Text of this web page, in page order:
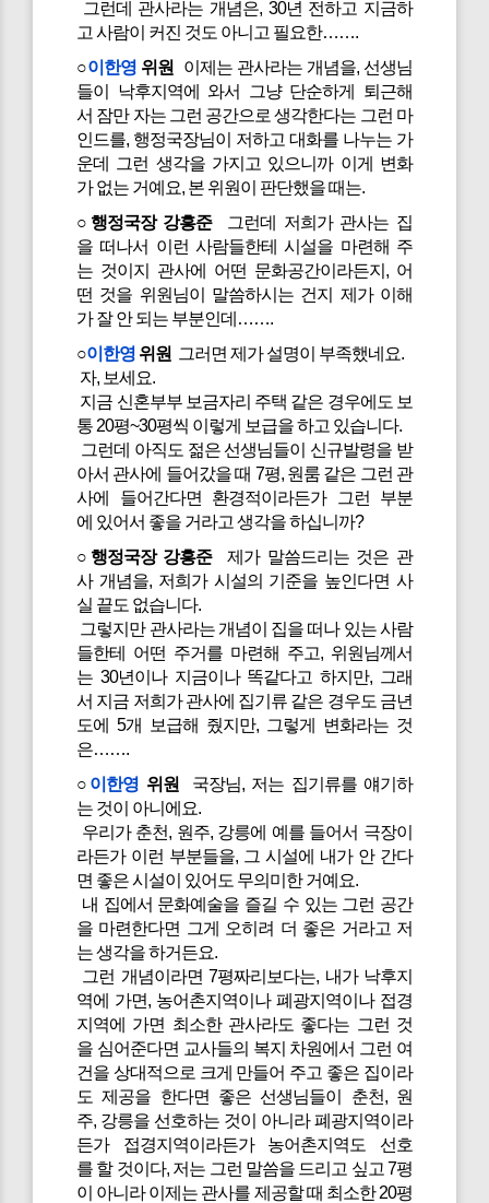
그런데 관사라는 개념은, 30년 전하고 지금하
고 사람이 커진 것도 아니고 필요한…….
○이한영 위원
이제는 관사라는 개념을, 선생님
들이 낙후지역에 와서 그냥 단순하게 퇴근해
서 잠만 자는 그런 공간으로 생각한다는 그런 마
인드를, 행정국장님이 저하고 대화를 나누는 가
운데 그런 생각을 가지고 있으니까 이게 변화
가 없는 거예요, 본 위원이 판단했을 때는.
○행정국장 강흥준그런데 저희가 관사는 집
을 떠나서 이런 사람들한테 시설을 마련해 주
는 것이지 관사에 어떤 문화공간이라든지, 어
떤 것을 위원님이 말씀하시는 건지 제가 이해
가 잘 안 되는 부분인데…….
○이한영 위원 그러면 제가 설명이 부족했네요.
자, 보세요.
지금 신혼부부 보금자리 주택 같은 경우에도 보
통 20평~30평씩 이렇게 보급을 하고 있습니다.
그런데 아직도 젊은 선생님들이 신규발령을 받
아서 관사에 들어갔을 때 7평, 원룸 같은 그런 관
사에 들어간다면 환경적이라든가 그런 부분
에 있어서 좋을 거라고 생각을 하십니까?
○행정국장 강흥준제가 말씀드리는 것은 관
사 개념을, 저희가 시설의 기준을 높인다면 사
실 끝도 없습니다.
그렇지만 관사라는 개념이 집을 떠나 있는 사람
들한테 어떤 주거를 마련해 주고, 위원님께서
는 30년이나 지금이나 똑같다고 하지만, 그래
서 지금 저희가 관사에 집기류 같은 경우도 금년
도에 5개 보급해 줬지만, 그렇게 변화라는 것
은…….
○ 이한영 위원 국장님, 저는 집기류를 얘기하
는 것이 아니에요.
우리가 춘천, 원주, 강릉에 예를 들어서 극장이
라든가 이런 부분들을, 그 시설에 내가 안 간다
면 좋은 시설이 있어도 무의미한 거예요.
내 집에서 문화예술을 즐길 수 있는 그런 공간
을 마련한다면 그게 오히려 더 좋은 거라고 저
는 생각을 하거든요.
그런 개념이라면 7평짜리보다는, 내가 낙후지
역에 가면, 농어촌지역이나 폐광지역이나 접경
지역에 가면 최소한 관사라도 좋다는 그런 것
을 심어준다면 교사들의 복지 차원에서 그런 여
건을 상대적으로 크게 만들어 주고 좋은 집이라
도 제공을 한다면 좋은 선생님들이 춘천, 원
주, 강릉을 선호하는 것이 아니라 폐광지역이라
든가 접경지역이라든가 농어촌지역도 선호
를 할 것이다, 저는 그런 말씀을 드리고 싶고 7평
이 아니라 이제는 관사를 제공할 때 최소한 20평